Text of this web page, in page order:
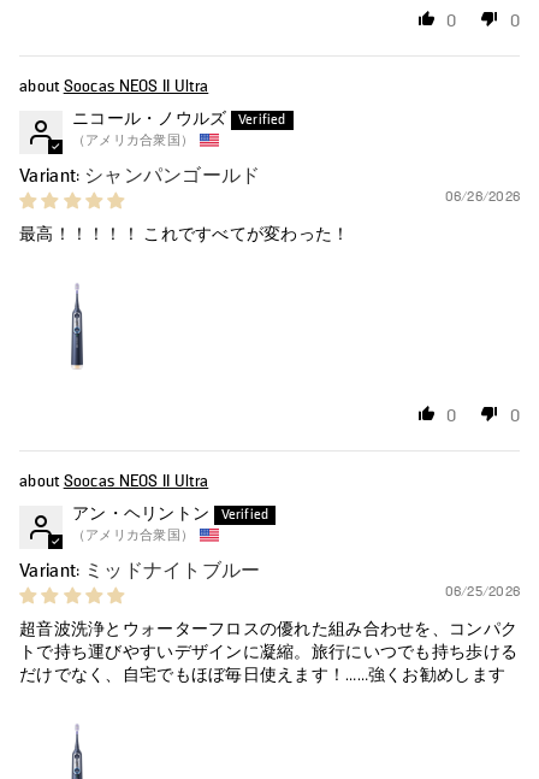
0 0
Soocas NEOS II Ultra
ニコール・ノウルズ
（アメリカ合衆国）
シャンパンゴールド
06/26/2026
最高！！！！！ これですべてが変わった！
0 0
Soocas NEOS II Ultra
アン・ヘリントン
（アメリカ合衆国）
ミッドナイトブルー
06/25/2026
超音波洗浄とウォーターフロスの優れた組み合わせを、コンパク
トで持ち運びやすいデザインに凝縮。旅行にいつでも持ち歩ける
だけでなく、自宅でもほぼ毎日使えます！……強くお勧めします